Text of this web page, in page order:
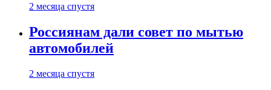
2 месяца спустя
Россиянам дали совет по мытью
автомобилей
2 месяца спустя